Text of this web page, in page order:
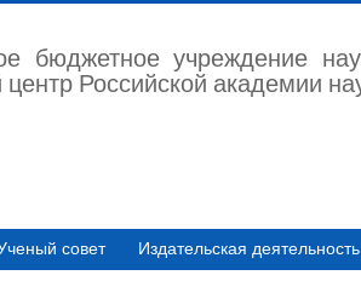
бюджетное учреждение
Российской академии
совет Издательская деятельность